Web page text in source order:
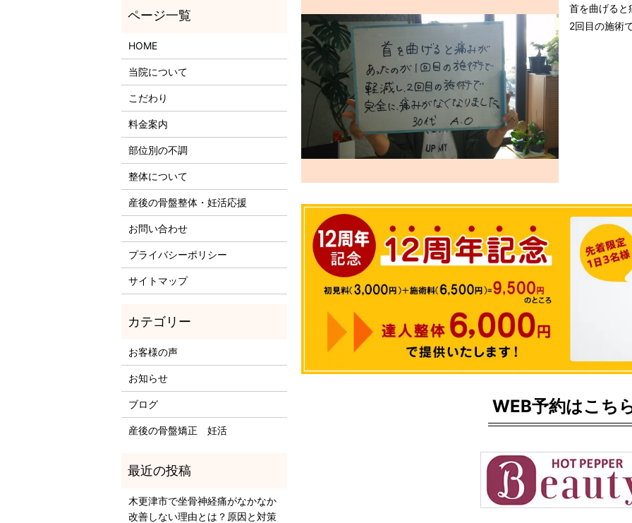
首を曲げると
2回目の施術
WEB予約はこち
HOME
当院について
こだわり
料金案内
部位別の不調
整体について
産後の骨盤整体・妊活応援
お問い合わせ
プライバシーポリシー
サイトマップ
お客様の声
お知らせ
ブログ
産後の骨盤矯正 妊活
木更津市で坐骨神経痛がなかなか
改善しない理由とは？原因と対策